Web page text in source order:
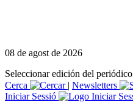
08 de agost de 2026
Seleccionar edición del periódico
Cerca
| Newsletters
Iniciar Sessió